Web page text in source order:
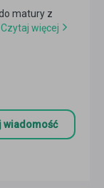
matury z
Czytaj więcej
wiadomość